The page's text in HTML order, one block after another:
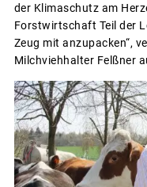
der Klimaschutz am
Forstwirtschaft Teil der
Zeug mit anzupacken“,
Milchviehhalter Felßner